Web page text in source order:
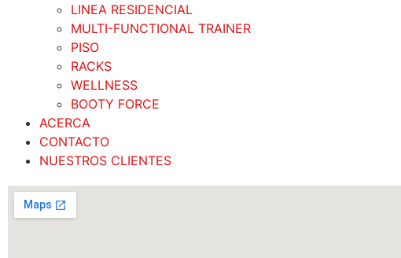
LINEA RESIDENCIAL
MULTI-FUNCTIONAL TRAINER
PISO
RACKS
WELLNESS
BOOTY FORCE
ACERCA
CONTACTO
NUESTROS CLIENTES